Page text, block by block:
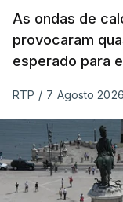
Avelar Brotero
resultados.
devem sair
A primeira fase
terminou na
dar mais três
As ondas de
provocaram
esperado para
RTP / 7 Agosto